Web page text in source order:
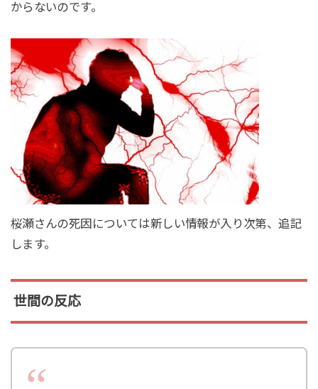
からないのです。
桜瀬さんの死因については新しい情報が入り次第、追記
します。
世間の反応